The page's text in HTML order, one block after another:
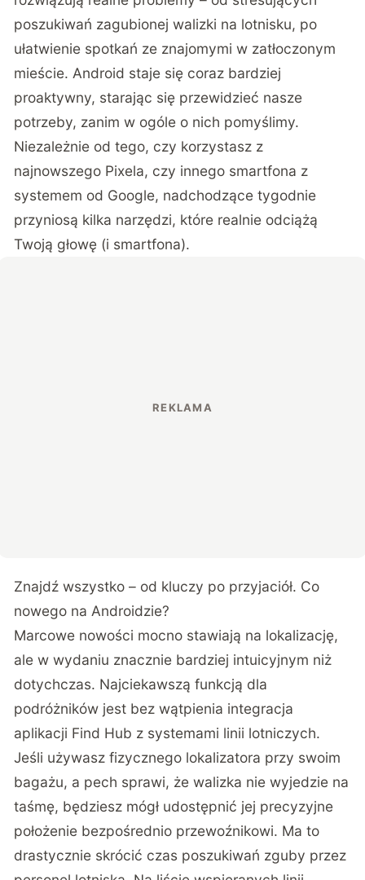
poszukiwań zagubionej walizki na lotnisku, po
ułatwienie spotkań ze znajomymi w zatłoczonym
mieście. Android staje się coraz bardziej
proaktywny, starając się przewidzieć nasze
potrzeby, zanim w ogóle o nich pomyślimy.
Niezależnie od tego, czy korzystasz z
najnowszego Pixela, czy innego smartfona z
systemem od Google, nadchodzące tygodnie
przyniosą kilka narzędzi, które realnie odciążą
Twoją głowę (i smartfona).
Znajdź wszystko – od kluczy po przyjaciół. Co
nowego na Androidzie?
Marcowe nowości mocno stawiają na lokalizację,
ale w wydaniu znacznie bardziej intuicyjnym niż
dotychczas. Najciekawszą funkcją dla
podróżników jest bez wątpienia integracja
aplikacji Find Hub z systemami linii lotniczych.
Jeśli używasz fizycznego lokalizatora przy swoim
bagażu, a pech sprawi, że walizka nie wyjedzie na
taśmę, będziesz mógł udostępnić jej precyzyjne
położenie bezpośrednio przewoźnikowi. Ma to
drastycznie skrócić czas poszukiwań zguby przez